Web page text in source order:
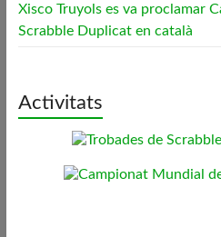
Xisco Truyols es va proclamar
Scrabble Duplicat en català
Activitats